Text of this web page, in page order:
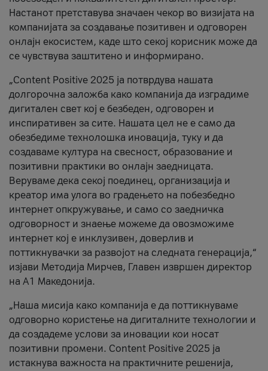
Настанот претставува значаен чекор во визијата на
компанијата за создавање позитивен и одговорен
онлајн екосистем, каде што секој корисник може да
се чувствува заштитено и информирано.
„Content Positive 2025 ја потврдува нашата
долгорочна заложба како компанија да изградиме
дигитален свет кој е безбеден, одговорен и
инспиративен за сите. Нашата цел не е само да
обезбедиме технолошка иновација, туку и да
создаваме култура на свесност, образование и
позитивни практики во онлајн заедницата.
Веруваме дека секој поединец, организација и
креатор има улога во градењето на побезбедно
интернет опкружување, и само со заедничка
одговорност и знаење можеме да овозможиме
интернет кој е инклузивен, доверлив и
поттикнувачки за развојот на следната генерација,“
изјави Методија Мирчев, Главен извршен директор
на А1 Македонија.
„Наша мисија како компанија е да поттикнуваме
одговорно користење на дигиталните технологии и
да создадеме услови за иновации кои носат
позитивни промени. Content Positive 2025 ја
истакнува важноста на практичните решенија,